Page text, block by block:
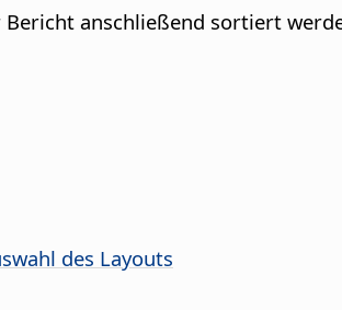
Bericht anschließend sortiert
des Layouts